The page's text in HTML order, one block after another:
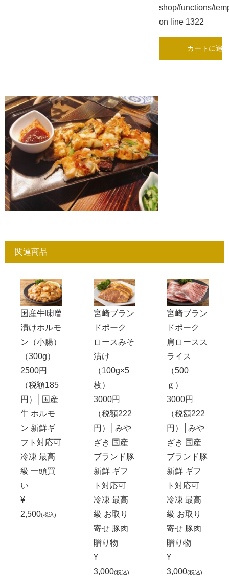
shop/functions/
on line 1322
関連商品
国産牛味噌
漬けホルモ
ン（小腸）
（300g）
2500円
（税額185
円）│国産
牛 ホルモ
ン 新鮮ギ
フト対応可
冷凍 最高
級 一頭買
い
¥
2,500(税込)
宮崎ブラン
ドポーク
ロースみそ
漬け
（100g×5
枚）
3000円
（税額222
円）│みや
ざき 国産
ブランド豚
新鮮 ギフ
ト対応可
冷凍 最高
級 お取り
寄せ 豚肉
贈り物
¥
3,000(税込)
宮崎ブラン
ドポーク
肩ロースス
ライス
（500
ｇ）
3000円
（税額222
円）│みや
ざき 国産
ブランド豚
新鮮 ギフ
ト対応可
冷凍 最高
級 お取り
寄せ 豚肉
贈り物
¥
3,000(税込)